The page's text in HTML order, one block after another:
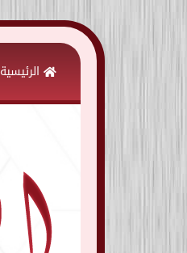
الرئيسية